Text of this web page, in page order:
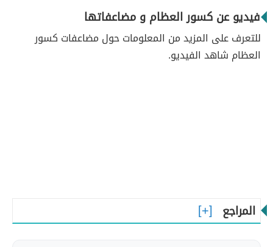
فيديو عن كسور العظام و مضاعفاتها
للتعرف على المزيد من المعلومات حول مضاعفات كسور
العظام شاهد الفيديو.
المراجع